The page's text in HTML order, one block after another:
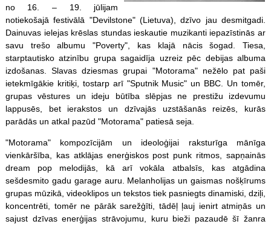
no 16. – 19. jūlijam
notiekošajā festivālā "Devilstone" (Lietuva), dzīvo jau desmitgadi.
Dainuvas ielejas krēslas stundas ieskautie muzikanti iepazīstinās ar
savu trešo albumu "Poverty", kas klajā nācis šogad. Tiesa,
starptautisko atzinību grupa sagaidīja uzreiz pēc debijas albuma
izdošanas. Slavas dziesmas grupai "Motorama" nežēlo pat paši
ietekmīgākie kritiķi, tostarp arī "Sputnik Music" un BBC. Un tomēr,
grupas vēstures un ideju būtība slēpjas ne prestižu izdevumu
lappusēs, bet ierakstos un dzīvajās uzstāšanās reizēs, kurās
parādās un atkal pazūd "Motorama" patiesā seja.
"Motorama" kompozīcijām un ideoloģijai raksturīga mānīga
vienkāršība, kas atklājas enerģiskos post punk ritmos, sapņainās
dream pop melodijās, kā arī vokāla atbalsīs, kas atgādina
sešdesmito gadu garage auru. Melanholijas un gaismas nošķīrums
grupas mūzikā, videoklipos un tekstos tiek pasniegts dinamiski, dziļi,
koncentrēti, tomēr ne pārāk sarežģīti, tādēļ ļauj ienirt atmiņās un
sajust dzīvas enerģijas strāvojumu, kuru bieži pazaudē šī žanra